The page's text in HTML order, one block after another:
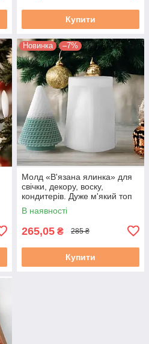
Купити
Новинка –7%
Молд «В'язана ялинка» для
свічки, декору, воску,
кондитерів. Дуже м'який топ
силікон. 1 шт. М. 7552. Ок. 8
см
В наявності
265,05 ₴ 285 ₴
Купити